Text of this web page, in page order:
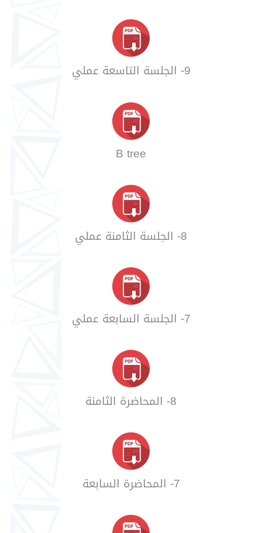
9- الجلسة التاسعة عملي
B tree
8- الجلسة الثامنة عملي
7- الجلسة السابعة عملي
8- المحاضرة الثامنة
7- المحاضرة السابعة